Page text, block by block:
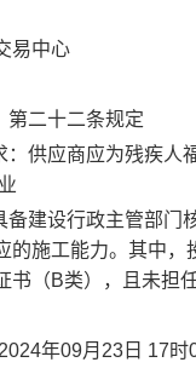
易中心
第二十二条规定
供应商应为残疾人
备建设行政主管部门
的施工能力。其中
书（B类），且未担
2024年09月23日 17时